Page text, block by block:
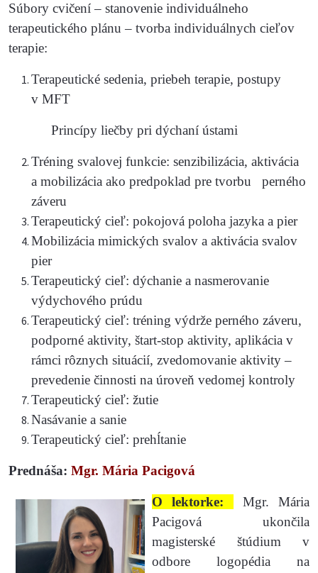
Súbory cvičení – stanovenie individuálneho
terapeutického plánu – tvorba individuálnych cieľov
terapie:
Terapeutické sedenia, priebeh terapie, postupy
v MFT
Princípy liečby pri dýchaní ústami
Tréning svalovej funkcie: senzibilizácia, aktivácia
a mobilizácia ako predpoklad pre tvorbu perného
záveru
Terapeutický cieľ: pokojová poloha jazyka a pier
Mobilizácia mimických svalov a aktivácia svalov
pier
Terapeutický cieľ: dýchanie a nasmerovanie
výdychového prúdu
Terapeutický cieľ: tréning výdrže perného záveru,
podporné aktivity, štart-stop aktivity, aplikácia v
rámci rôznych situácií, zvedomovanie aktivity –
prevedenie činnosti na úroveň vedomej kontroly
Terapeutický cieľ: žutie
Nasávanie a sanie
Terapeutický cieľ: prehĺtanie
Prednáša: Mgr. Mária Pacigová
O lektorke:
Mgr. Mária
Pacigová ukončila
magisterské štúdium v
odbore logopédia na